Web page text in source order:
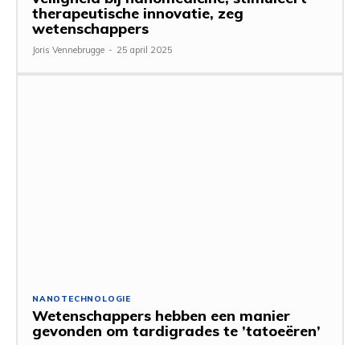
therapeutische innovatie, zeg
wetenschappers
Joris Vennebrugge - 25 april 2025
NANOTECHNOLOGIE
Wetenschappers hebben een manier
gevonden om tardigrades te ’tatoeëren’